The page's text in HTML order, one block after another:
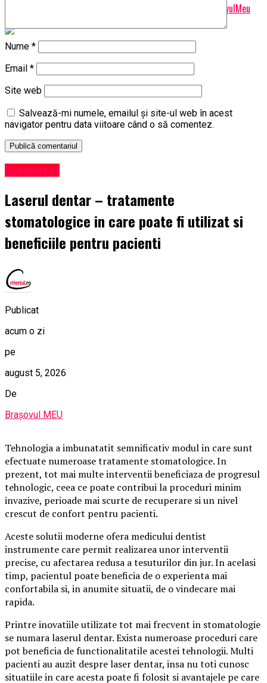
Acuzații fără precedent ale premierului Viktor Orban | BrasovulMeu
Nume *
Email *
Site web
Salvează-mi numele, emailul și site-ul web în acest
navigator pentru data viitoare când o să comentez.
Eveniment
Laserul dentar – tratamente
stomatologice in care poate fi utilizat si
beneficiile pentru pacienti
Publicat
acum o zi
pe
august 5, 2026
De
Brașovul MEU
Tehnologia a imbunatatit semnificativ modul in care sunt
efectuate numeroase tratamente stomatologice. In
prezent, tot mai multe interventii beneficiaza de progresul
tehnologic, ceea ce poate contribui la proceduri minim
invazive, perioade mai scurte de recuperare si un nivel
crescut de confort pentru pacienti.
Aceste solutii moderne ofera medicului dentist
instrumente care permit realizarea unor interventii
precise, cu afectarea redusa a tesuturilor din jur. In acelasi
timp, pacientul poate beneficia de o experienta mai
confortabila si, in anumite situatii, de o vindecare mai
rapida.
Printre inovatiile utilizate tot mai frecvent in stomatologie
se numara laserul dentar. Exista numeroase proceduri care
pot beneficia de functionalitatile acestei tehnologii. Multi
pacienti au auzit despre laser dentar, insa nu toti cunosc
situatiile in care acesta poate fi folosit si avantajele pe care